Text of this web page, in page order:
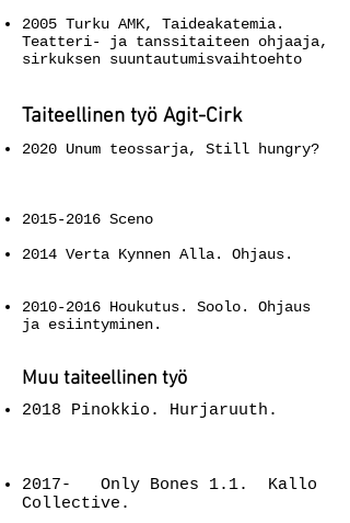
2005 Turku AMK, Taideakatemia.
Teatteri- ja tanssitaiteen ohjaaja,
sirkuksen suuntautumisvaihtoehto
Taiteellinen työ Agit-Cirk
2020 Unum teossarja, Still hungry?
2015-2016 Sceno
2014 Verta Kynnen Alla. Ohjaus.
2010-2016 Houkutus. Soolo. Ohjaus
ja esiintyminen.
Muu taiteellinen työ
2018 Pinokkio. Hurjaruuth.
2017- Only Bones 1.1. Kallo
Collective.